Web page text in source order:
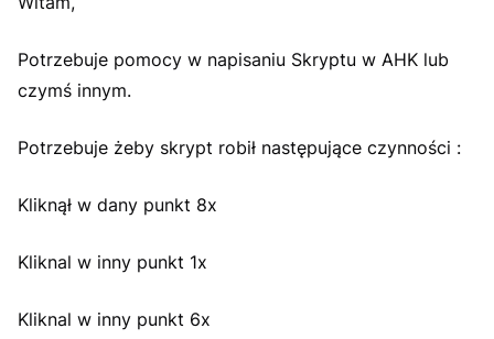
Potrzebuje pomocy w napisaniu Skryptu w AHK lub
czymś innym.
Potrzebuje żeby skrypt robił następujące czynności :
Kliknął w dany punkt 8x
Kliknal w inny punkt 1x
Kliknal w inny punkt 6x